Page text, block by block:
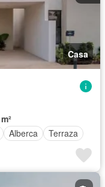
Casa
Alberca Terraza